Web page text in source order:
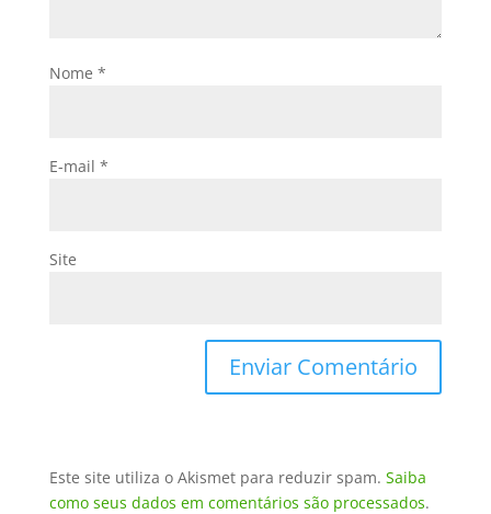
Nome *
E-mail *
Site
Este site utiliza o Akismet para reduzir spam. Saiba
como seus dados em comentários são processados.